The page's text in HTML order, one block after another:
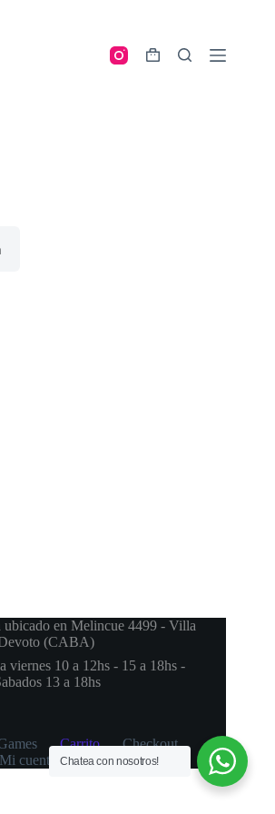
Shopping
ubicado en Melincue 4499 - Villa
(CABA)
viernes 10 a 12hs - 15 a 18hs -
13 a 18hs
Carrito
Checkout
Mi cuenta Productos
Chatea con nosotros!